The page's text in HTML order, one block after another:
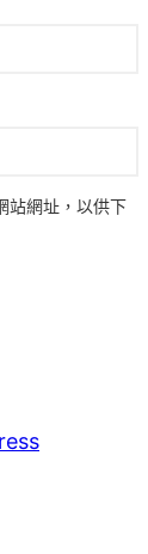
站網址，以供下